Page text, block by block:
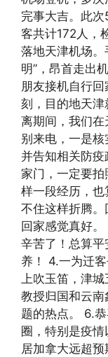
完事大吉。此
客共计172人，
落地天津机场。
明”，昂首走出
朋友接机自行
刻，目的地天
离期间，我们
别来电，一是核
并告知相关防
家门，一定要
样一段经历，
不住这样折腾。
回家感觉真好
辛苦了！总算
养！ 4.一为迁
上吹玉笛，津
教授归国和云南
题的热点。 6.
圈，特别是疫
居加拿大远超